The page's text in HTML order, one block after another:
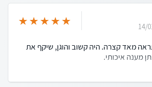
14/
מאד קצרה. היה קשוב והוגן, שיקף את
מענה איכותי.